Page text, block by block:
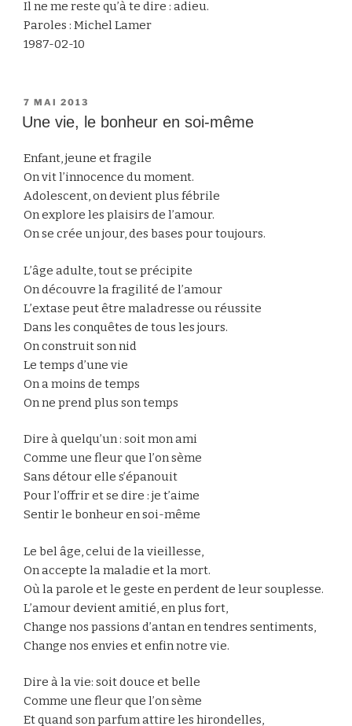
Il ne me reste qu’à te dire : adieu.
Paroles : Michel Lamer
1987-02-10
PUBLIÉ
LE
7 MAI 2013
Une vie, le bonheur en soi-même
Enfant, jeune et fragile
On vit l’innocence du moment.
Adolescent, on devient plus fébrile
On explore les plaisirs de l’amour.
On se crée un jour, des bases pour toujours.
L’âge adulte, tout se précipite
On découvre la fragilité de l’amour
L’extase peut être maladresse ou réussite
Dans les conquêtes de tous les jours.
On construit son nid
Le temps d’une vie
On a moins de temps
On ne prend plus son temps
Dire à quelqu’un : soit mon ami
Comme une fleur que l’on sème
Sans détour elle s’épanouit
Pour l’offrir et se dire : je t’aime
Sentir le bonheur en soi-même
Le bel âge, celui de la vieillesse,
On accepte la maladie et la mort.
Où la parole et le geste en perdent de leur souplesse.
L’amour devient amitié, en plus fort,
Change nos passions d’antan en tendres sentiments,
Change nos envies et enfin notre vie.
Dire à la vie: soit douce et belle
Comme une fleur que l’on sème
Et quand son parfum attire les hirondelles,